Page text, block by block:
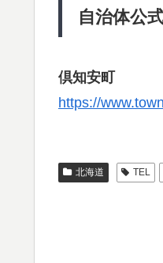
自治体公
倶知安町
https://
北海道 TEL